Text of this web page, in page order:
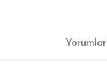
Yorumlar